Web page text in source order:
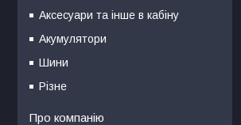
Аксесуари та інше в кабіну
Акумулятори
Шини
Різне
Про компанію